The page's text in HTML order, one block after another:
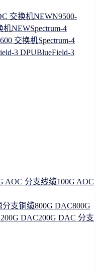
交换机NEWN9500-
机NEWSpectrum-4
交换机Spectrum-4
3 DPUBlueField-3
AOC 分支线缆100G AOC
分支铜缆800G DAC800G
200G DAC200G DAC 分支